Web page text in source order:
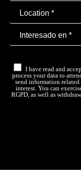
I have read and
process your data to
send information
interest. You can
RGPD, as well as